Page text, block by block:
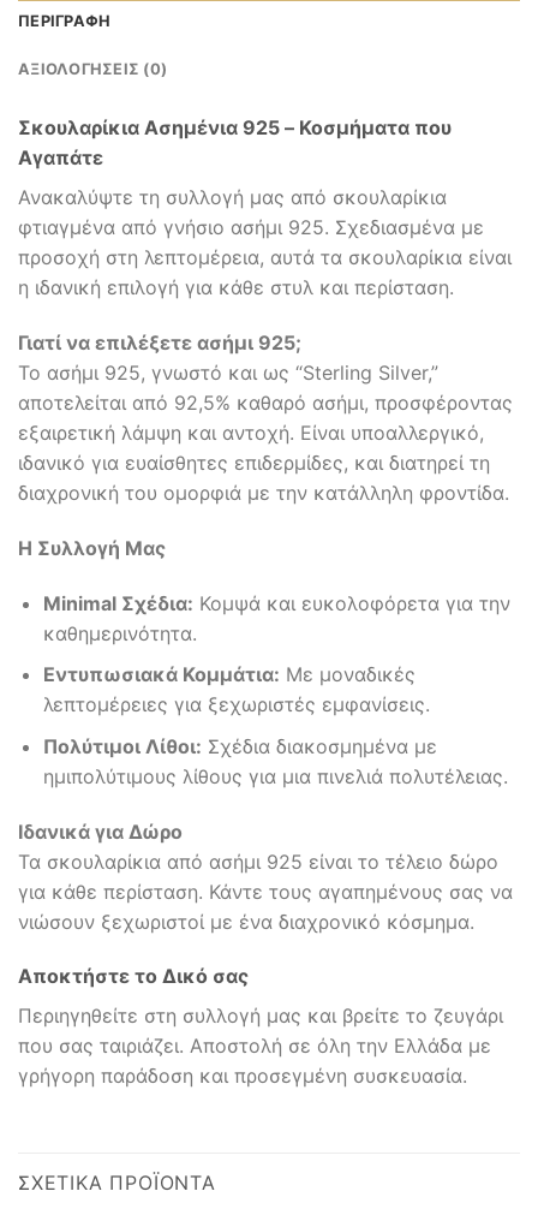
ΠΕΡΙΓΡΑΦΉ
ΑΞΙΟΛΟΓΉΣΕΙΣ (0)
Σκουλαρίκια Ασημένια 925 – Κοσμήματα που
Αγαπάτε
Ανακαλύψτε τη συλλογή μας από σκουλαρίκια
φτιαγμένα από γνήσιο ασήμι 925. Σχεδιασμένα με
προσοχή στη λεπτομέρεια, αυτά τα σκουλαρίκια είναι
η ιδανική επιλογή για κάθε στυλ και περίσταση.
Γιατί να επιλέξετε ασήμι 925;
Το ασήμι 925, γνωστό και ως “Sterling Silver,”
αποτελείται από 92,5% καθαρό ασήμι, προσφέροντας
εξαιρετική λάμψη και αντοχή. Είναι υποαλλεργικό,
ιδανικό για ευαίσθητες επιδερμίδες, και διατηρεί τη
διαχρονική του ομορφιά με την κατάλληλη φροντίδα.
Η Συλλογή Μας
Minimal Σχέδια: Κομψά και ευκολοφόρετα για την
καθημερινότητα.
Εντυπωσιακά Κομμάτια: Με μοναδικές
λεπτομέρειες για ξεχωριστές εμφανίσεις.
Πολύτιμοι Λίθοι: Σχέδια διακοσμημένα με
ημιπολύτιμους λίθους για μια πινελιά πολυτέλειας.
Ιδανικά για Δώρο
Τα σκουλαρίκια από ασήμι 925 είναι το τέλειο δώρο
για κάθε περίσταση. Κάντε τους αγαπημένους σας να
νιώσουν ξεχωριστοί με ένα διαχρονικό κόσμημα.
Αποκτήστε το Δικό σας
Περιηγηθείτε στη συλλογή μας και βρείτε το ζευγάρι
που σας ταιριάζει. Αποστολή σε όλη την Ελλάδα με
γρήγορη παράδοση και προσεγμένη συσκευασία.
ΣΧΕΤΙΚΆ ΠΡΟΪΌΝΤΑ